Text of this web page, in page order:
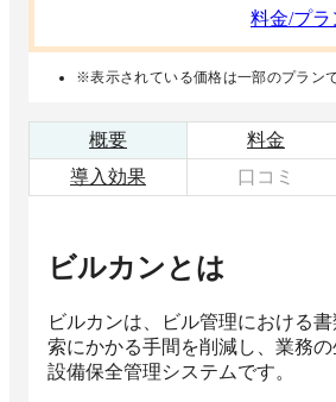
料金/プラ
※表示されている価格は一部のプラン
概要 料金
導入効果
口コミ
ビルカン とは
ビルカンは、ビル管理における
索にかかる手間を削減し、業務の
設備保全管理システムです。